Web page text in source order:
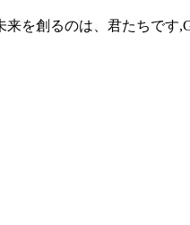
を創るのは、君たちです